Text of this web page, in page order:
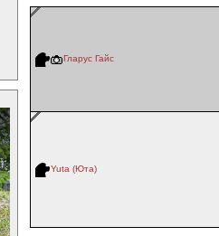
Гларус Гайс
Yuta (Юта)